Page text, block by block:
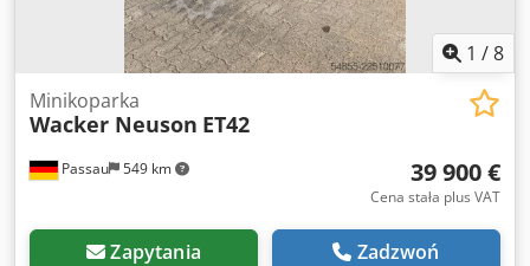
1 /8
Passau 549 km
Minikoparka
Wacker Neuson ET42
39 900 €
Cena stała plus VAT
Zapytania Zadzwoń